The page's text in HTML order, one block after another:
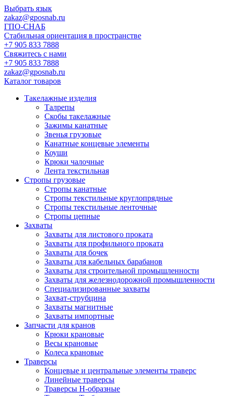
Выбрать язык
zakaz@gposnab.ru
ГПО-СНАБ
Стабильная ориентация в пространстве
+7 905 833 7888
Свяжитесь с нами
+7 905 833 7888
zakaz@gposnab.ru
Каталог товаров
Такелажные изделия
Талрепы
Скобы такелажные
Зажимы канатные
Звенья грузовые
Канатные концевые элементы
Коуши
Крюки чалочные
Лента текстильная
Стропы грузовые
Стропы канатные
Стропы текстильные круглопрядные
Стропы текстильные ленточные
Стропы цепные
Захваты
Захваты для листового проката
Захваты для профильного проката
Захваты для бочек
Захваты для кабельных барабанов
Захваты для строительной промышленности
Захваты для железнодорожной промышленности
Специализированные захваты
Захват-струбцина
Захваты магнитные
Захваты импортные
Запчасти для кранов
Крюки крановые
Весы крановые
Колеса крановые
Траверсы
Концевые и центральные элементы траверс
Линейные траверсы
Траверсы Н-образные